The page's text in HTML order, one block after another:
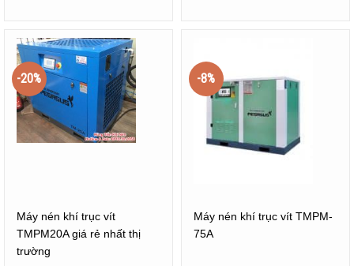
-20%
Máy nén khí trục vít
TMPM20A giá rẻ nhất thị
trường
-8%
Máy nén khí trục vít TMPM-
75A